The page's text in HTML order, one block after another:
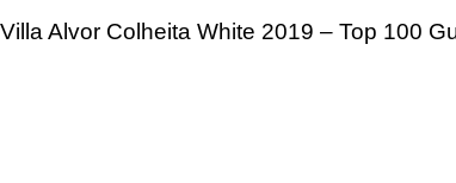
Villa Alvor Colheita White 2019 – Top 100